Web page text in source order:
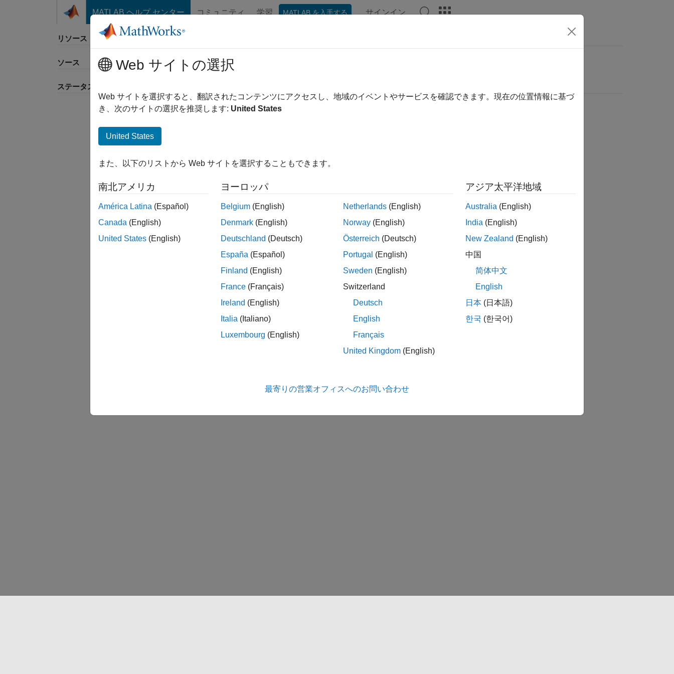
コンテンツへスキップ
MATLAB ヘルプ センター コミュニティ 学習 MATLAB を入手する サインイン
リソース
ソース
ステータス
並べ替え
Web サイトの選択
Web サイトを選択すると、翻訳されたコンテンツにアクセスし、地域のイベントやサービスを確認できます。現在の位置情報に基づ
き、次のサイトの選択を推奨します: United States
United States
また、以下のリストから Web サイトを選択することもできます。
南北アメリカ
América Latina (Español)
Canada (English)
United States (English)
ヨーロッパ
Belgium (English)
Denmark (English)
Deutschland (Deutsch)
España (Español)
Finland (English)
France (Français)
Ireland (English)
Italia (Italiano)
Luxembourg (English)
Netherlands (English)
Norway (English)
Österreich (Deutsch)
Portugal (English)
Sweden (English)
Switzerland
Deutsch
English
Français
United Kingdom (English)
アジア太平洋地域
Australia (English)
India (English)
New Zealand (English)
中国
简体中文
English
日本 (日本語)
한국 (한국어)
最寄りの営業オフィスへのお問い合わせ